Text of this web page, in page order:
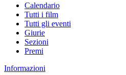
Calendario
Tutti i film
Tutti gli eventi
Giurie
Sezioni
Premi
Informazioni